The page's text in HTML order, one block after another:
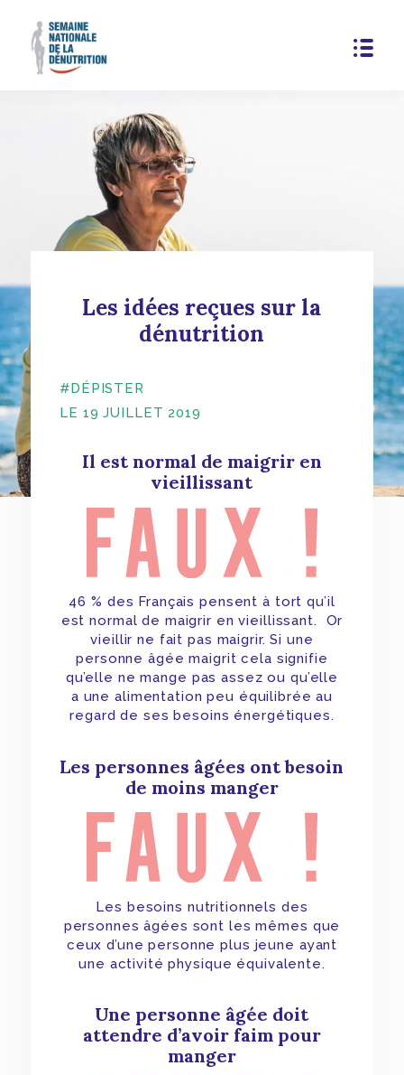
Les idées reçues sur la
dénutrition
#DÉPISTER
LE 19 JUILLET 2019
Il est normal de maigrir en
vieillissant
46 % des Français pensent à tort qu’il
est normal de maigrir en vieillissant. Or
vieillir ne fait pas maigrir. Si une
personne âgée maigrit cela signifie
qu’elle ne mange pas assez ou qu’elle
a une alimentation peu équilibrée au
regard de ses besoins énergétiques.
Les personnes âgées ont besoin
de moins manger
Les besoins nutritionnels des
personnes âgées sont les mêmes que
ceux d’une personne plus jeune ayant
une activité physique équivalente.
Une personne âgée doit
attendre d’avoir faim pour
manger